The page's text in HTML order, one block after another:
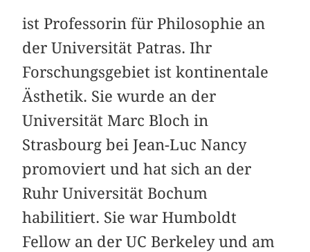
ist Professorin für Philosophie an
der Universität Patras. Ihr
Forschungsgebiet ist kontinentale
Ästhetik. Sie wurde an der
Universität Marc Bloch in
Strasbourg bei Jean-Luc Nancy
promoviert und hat sich an der
Ruhr Universität Bochum
habilitiert. Sie war Humboldt
Fellow an der UC Berkeley und am